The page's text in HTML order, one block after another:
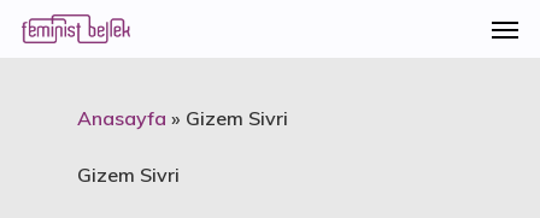
Anasayfa » Gizem Sivri
Gizem Sivri